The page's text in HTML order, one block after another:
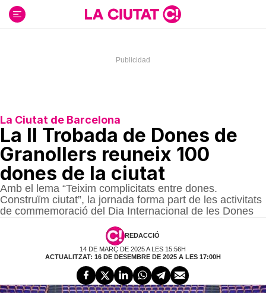
contenido
La Ciutat de Barcelona
La II Trobada de Dones de
Granollers reuneix 100
dones de la ciutat
Amb el lema “Teixim complicitats entre dones.
Construïm ciutat”, la jornada forma part de les activitats
de commemoració del Dia Internacional de les Dones
REDACCIÓ
14 DE MARÇ DE 2025 A LES 15:56H
ACTUALITZAT: 16 DE DESEMBRE DE 2025 A LES 17:00H